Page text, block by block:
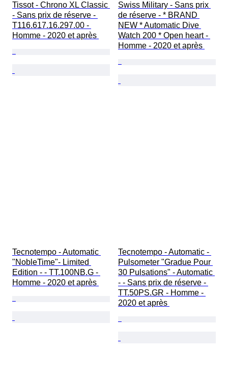
Tissot - Chrono XL Classic
- Sans prix de réserve -
T116.617.16.297.00 -
Homme - 2020 et après
Swiss Military - Sans prix
de réserve - * BRAND
NEW * Automatic Dive
Watch 200 * Open heart -
Homme - 2020 et après
Tecnotempo - Automatic
"NobleTime"- Limited
Edition - - TT.100NB.G -
Homme - 2020 et après
Tecnotempo - Automatic -
Pulsometer "Gradue Pour
30 Pulsations" - Automatic
- - Sans prix de réserve -
TT.50PS.GR - Homme -
2020 et après